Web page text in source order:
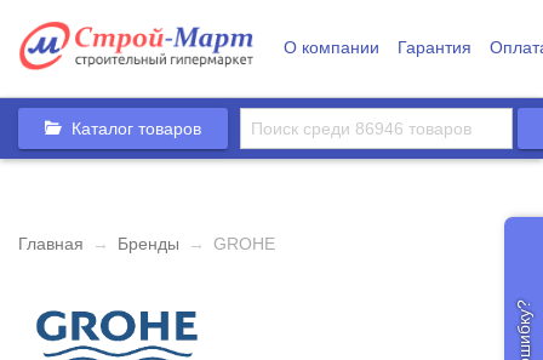
О компании Гарантия
Каталог товаров
Главная → Бренды → GROHE